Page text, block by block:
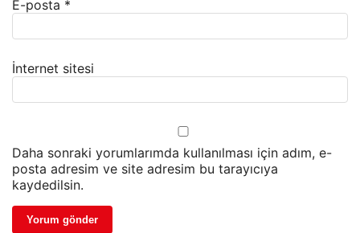
E-posta *
İnternet sitesi
Daha sonraki yorumlarımda kullanılması için adım, e-
posta adresim ve site adresim bu tarayıcıya
kaydedilsin.